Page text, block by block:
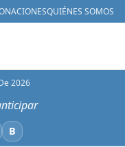
QUIÉNES SOMOS
2026
BBluesky